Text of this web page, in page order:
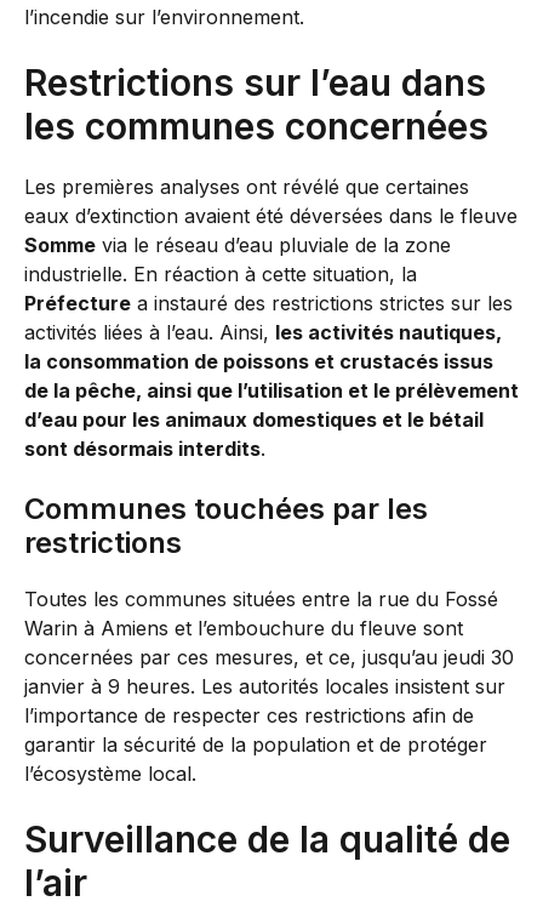
l’incendie sur l’environnement.
Restrictions sur l’eau dans
les communes concernées
Les premières analyses ont révélé que certaines
eaux d’extinction avaient été déversées dans le fleuve
Somme via le réseau d’eau pluviale de la zone
industrielle. En réaction à cette situation, la
Préfecture a instauré des restrictions strictes sur les
activités liées à l’eau. Ainsi, les activités nautiques,
la consommation de poissons et crustacés issus
de la pêche, ainsi que l’utilisation et le prélèvement
d’eau pour les animaux domestiques et le bétail
sont désormais interdits.
Communes touchées par les
restrictions
Toutes les communes situées entre la rue du Fossé
Warin à Amiens et l’embouchure du fleuve sont
concernées par ces mesures, et ce, jusqu’au jeudi 30
janvier à 9 heures. Les autorités locales insistent sur
l’importance de respecter ces restrictions afin de
garantir la sécurité de la population et de protéger
l’écosystème local.
Surveillance de la qualité de
l’air